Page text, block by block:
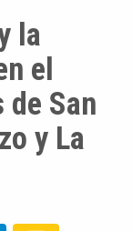
la
el
San
y La